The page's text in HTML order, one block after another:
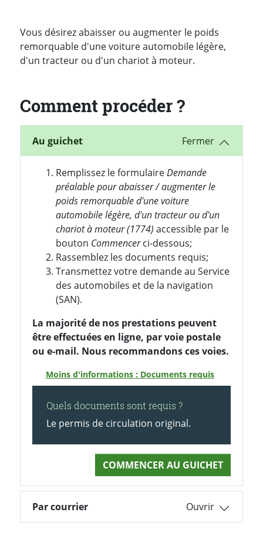
Introduction
Vous désirez abaisser ou augmenter le poids
remorquable d'une voiture automobile légère,
d'un tracteur ou d'un chariot à moteur.
Comment procéder ?
Au guichet
Remplissez le formulaireDemande
préalable pour abaisser / augmenter le
poids remorquable d'une voiture
automobile légère, d'un tracteur ou d'un
chariot à moteur (1774) accessible par le
bouton Commencerci-dessous;
Rassemblez les documents requis;
Transmettez votre demande au Service
des automobiles et de la navigation
(SAN).
La majorité de nos prestations peuvent
être effectuées en ligne, par voie postale
ou e-mail. Nous recommandons ces voies.
Moins d'informations : Documents requis
Quels documents sont requis ?
Le permis de circulation original.
COMMENCER AU GUICHET
Par courrier